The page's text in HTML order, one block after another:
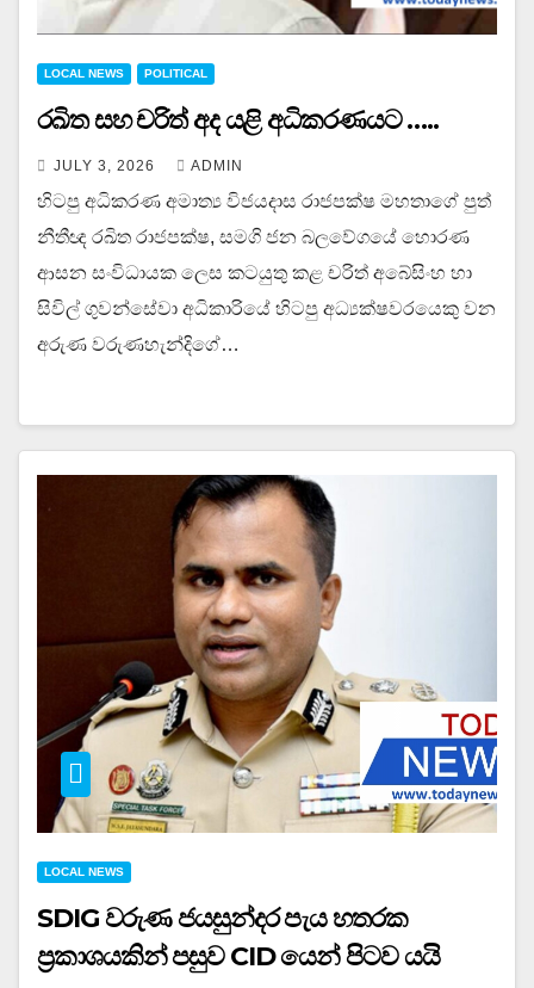
LOCAL NEWS POLITICAL
රඛිත සහ චරිත් අද යළි අධිකරණයට …..
JULY 3, 2026 ADMIN
හිටපු අධිකරණ අමාත්‍ය විජයදාස රාජපක්ෂ මහතාගේ පුත්
නීතීඥ රඛිත රාජපක්ෂ, සමගි ජන බලවේගයේ හොරණ
ආසන සංවිධායක ලෙස කටයුතු කළ චරිත් අබේසිංහ හා
සිවිල් ගුවන්සේවා අධිකාරියේ හිටපු අධ්‍යක්ෂවරයෙකු වන
අරුණ වරුණහැන්දිගේ…
LOCAL NEWS
SDIG වරුණ ජයසුන්දර පැය හතරක
ප්‍රකාශයකින් පසුව CID යෙන් පිටව යයි